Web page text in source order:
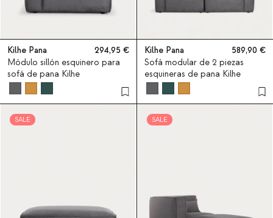
Kilhe Pana
294,95
Módulo sillón esquinero para
sofá de pana Kilhe
Kilhe Pana
589,90
Sofá modular de 2 piezas
esquineras de pana Kilhe
SALE SALE